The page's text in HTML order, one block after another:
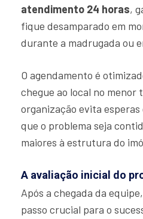
atendimento 24 horas,
fique desamparado em
durante a madrugada ou
O agendamento é
chegue ao local no menor
organização evita
que o problema seja
maiores à estrutura do
A avaliação inicial do
Após a chegada da
passo crucial para o